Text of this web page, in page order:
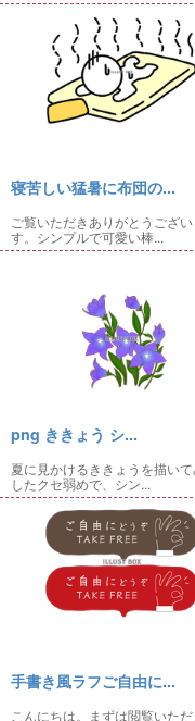
寝苦しい猛暑に布団の...
ご覧いただきありがとうござい
す。シンプルで可愛い棒...
png ききょう シ...
夏に見かけるききょうを描いて
したクセ弱めで、シン...
手書き風ラフご自由に...
こんにちは。まずは閲覧いた